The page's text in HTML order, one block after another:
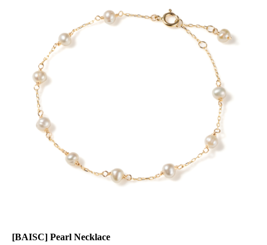
[BAISC] Pearl Necklace